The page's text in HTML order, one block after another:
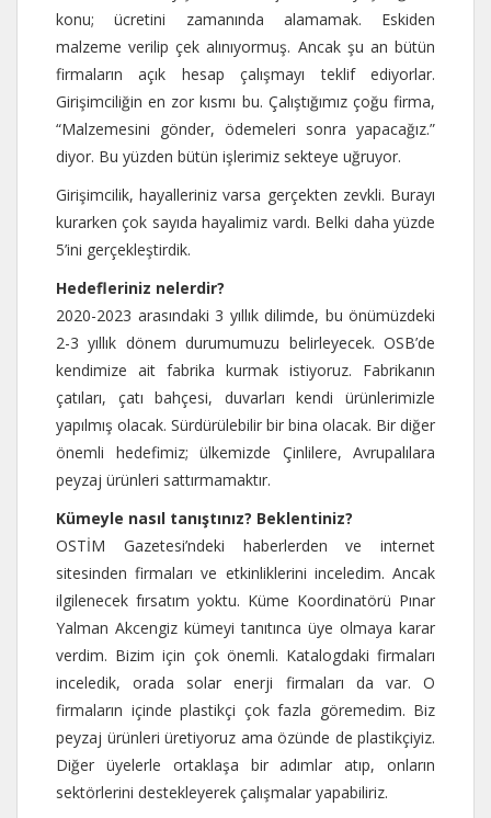
konu; ücretini zamanında alamamak. Eskiden
malzeme verilip çek alınıyormuş. Ancak şu an bütün
firmaların açık hesap çalışmayı teklif ediyorlar.
Girişimciliğin en zor kısmı bu. Çalıştığımız çoğu firma,
“Malzemesini gönder, ödemeleri sonra yapacağız.”
diyor. Bu yüzden bütün işlerimiz sekteye uğruyor.
Girişimcilik, hayalleriniz varsa gerçekten zevkli. Burayı
kurarken çok sayıda hayalimiz vardı. Belki daha yüzde
5’ini gerçekleştirdik.
Hedefleriniz nelerdir?
2020-2023 arasındaki 3 yıllık dilimde, bu önümüzdeki
2-3 yıllık dönem durumumuzu belirleyecek. OSB’de
kendimize ait fabrika kurmak istiyoruz. Fabrikanın
çatıları, çatı bahçesi, duvarları kendi ürünlerimizle
yapılmış olacak. Sürdürülebilir bir bina olacak. Bir diğer
önemli hedefimiz; ülkemizde Çinlilere, Avrupalılara
peyzaj ürünleri sattırmamaktır.
Kümeyle nasıl tanıştınız? Beklentiniz?
OSTİM Gazetesi’ndeki haberlerden ve internet
sitesinden firmaları ve etkinliklerini inceledim. Ancak
ilgilenecek fırsatım yoktu. Küme Koordinatörü Pınar
Yalman Akcengiz kümeyi tanıtınca üye olmaya karar
verdim. Bizim için çok önemli. Katalogdaki firmaları
inceledik, orada solar enerji firmaları da var. O
firmaların içinde plastikçi çok fazla göremedim. Biz
peyzaj ürünleri üretiyoruz ama özünde de plastikçiyiz.
Diğer üyelerle ortaklaşa bir adımlar atıp, onların
sektörlerini destekleyerek çalışmalar yapabiliriz.